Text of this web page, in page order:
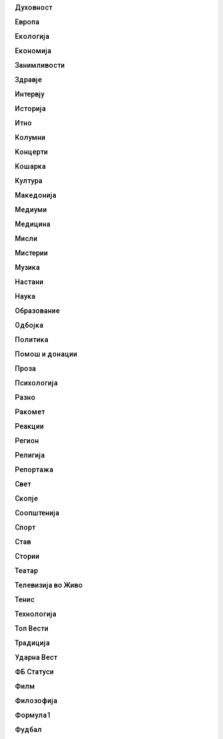
Духовност
Европа
Екологија
Економија
Занимливости
Здравје
Интервју
Историја
Итно
Колумни
Концерти
Кошарка
Култура
Македонија
Медиуми
Медицина
Мисли
Мистерии
Музика
Настани
Наука
Образование
Одбојка
Политика
Помош и донации
Проза
Психологија
Разно
Ракомет
Реакции
Регион
Религија
Репортажа
Свет
Скопје
Соопштенија
Спорт
Став
Стории
Театар
Телевизија во Живо
Тенис
Технологија
Топ Вести
Традиција
Ударна Вест
ФБ Статуси
Филм
Филозофија
Формула1
Фудбал